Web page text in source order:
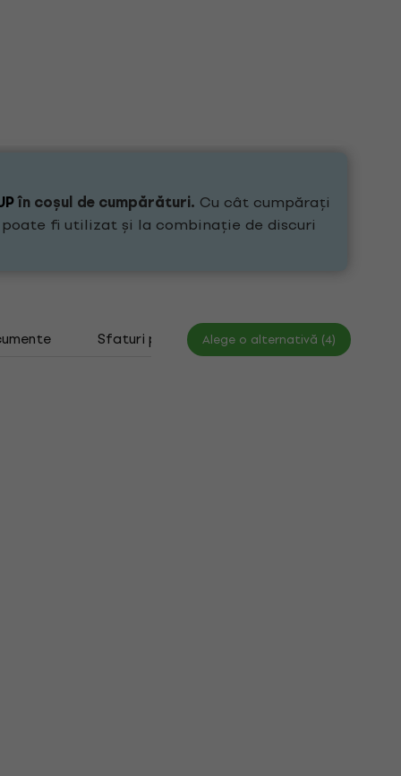
în coșul de cumpărături. Cu cât cumpărați
fi utilizat și la combinație de discuri
Sfaturi pentru îngrijirea discurilor de vinil
Alege o alternativă (4)